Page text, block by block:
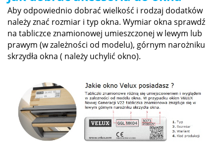
Aby odpowiednio dobrać wielkość i rodzaj dodatków
należy znać rozmiar i typ okna. Wymiar okna sprawdź
na tabliczce znamionowej umieszczonej w lewym lub
prawym (w zależności od modelu), górnym narożniku
skrzydła okna ( należy uchylić okno).